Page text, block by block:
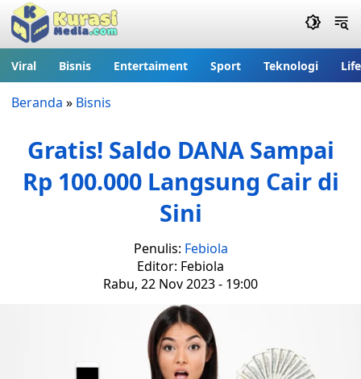
Viral Bisnis Entertaiment Sport Teknologi
Beranda » Bisnis
Gratis! Saldo DANA Sampai
Rp 100.000 Langsung Cair di
Sini
Penulis: Febiola
Editor: Febiola
Rabu, 22 Nov 2023 - 19:00